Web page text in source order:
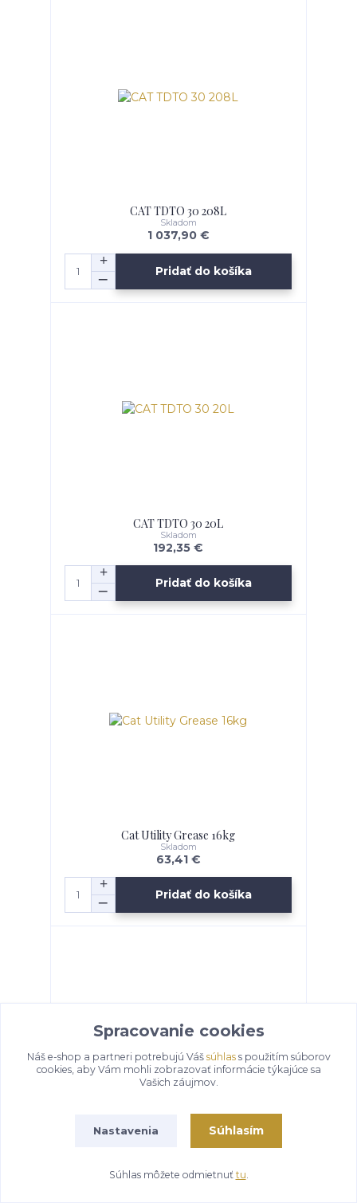
CAT TDTO 30 208L
1 037,90 €
Skladom
Pridať do košíka
CAT TDTO 30 20L
192,35 €
Skladom
Pridať do košíka
Cat Utility Grease 16kg
63,41 €
Skladom
Pridať do košíka
centralni hydraulicky olej
11,45 €
Spracovanie cookies
Náš e-shop a partneri potrebujú Váš súhlass použitím súborov
cookies, aby Vám mohli zobrazovať informácie týkajúce sa
Vašich záujmov.
Nastavenia Súhlasím
Súhlas môžete odmietnuť tu